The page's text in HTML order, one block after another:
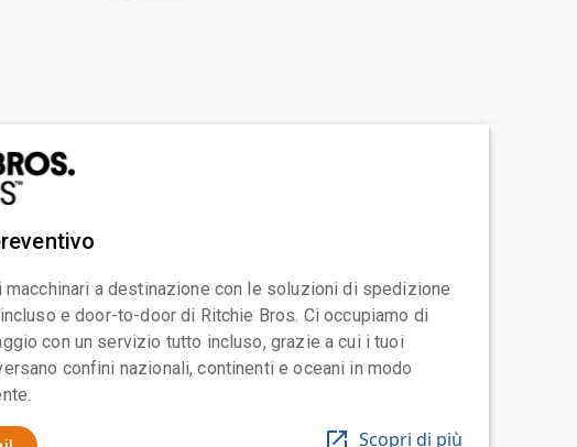
macchinari a destinazione con le soluzioni di spedizione
e door-to-door di Ritchie Bros. Ci occupiamo di
con un servizio tutto incluso, grazie a cui i tuoi
confini nazionali, continenti e oceani in modo
Scopri di più